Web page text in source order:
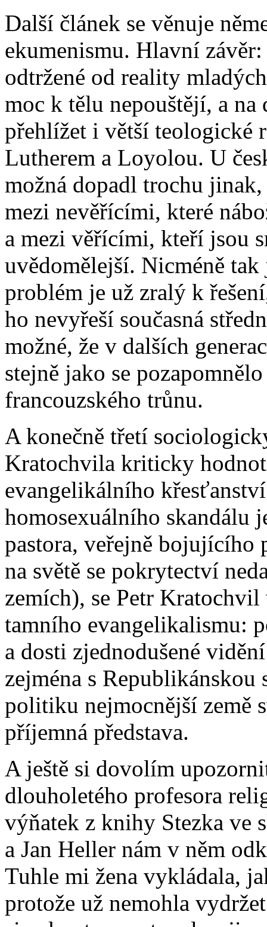
Další článek se věnuje
ekumenismu. Hlavní
odtržené od reality
moc k tělu nepouštějí, a
přehlížet i větší teologické
Lutherem a Loyolou. U
možná dopadl trochu
mezi nevěřícími, které
a mezi věřícími, kteří jsou
uvědomělejší. Nicméně
problém je už zralý k
ho nevyřeší současná
možné, že v dalších
stejně jako se
francouzského trůnu.
A konečně třetí
Kratochvila kriticky
evangelikálního
homo­sexuálního skandálu
pastora, veřejně
na světě se pokrytectví
zemích), se Petr
tamního evan­geli­kalismu:
a dosti zjednodušené
zejména s
politiku nejmocnější země
příjemná představa.
A ještě si dovolím
dlouholetého profesora
výňatek z knihy Stezka ve
a Jan Heller nám v něm
Tuhle mi žena vykládala,
protože už nemohla